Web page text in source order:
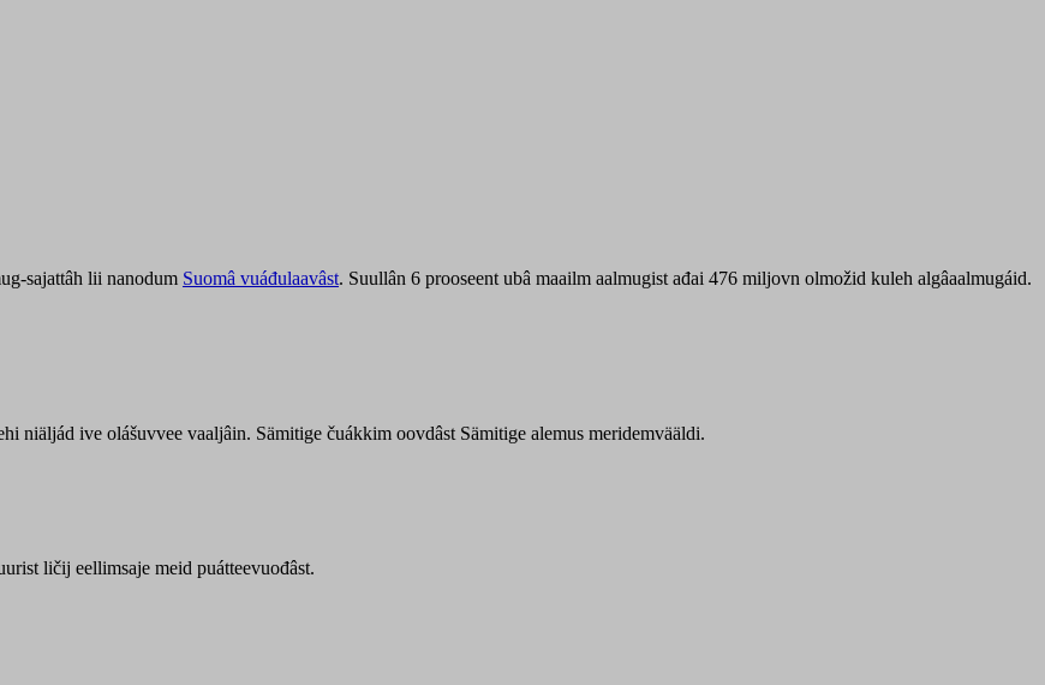
sajattâh lii nanodum Suomâ vuáđulaavâst. Suullân 6 prooseent ubâ maailm aalmugist ađai 476 miljovn olmožid kuleh algâaalmugáid.
niäljád ive olášuvvee vaaljâin. Sämitige čuákkim oovdâst Sämitige alemus meridemvääldi.
ličij eellimsaje meid puátteevuođâst.